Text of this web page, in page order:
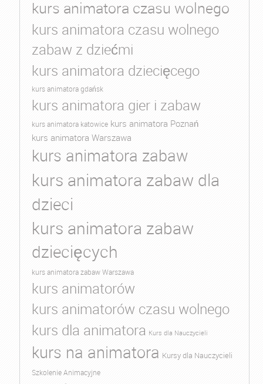
kurs animatora czasu wolnego
kurs animatora czasu wolnego
zabaw z dziećmi
kurs animatora dziecięcego
kurs animatora gdańsk
kurs animatora gier i zabaw
kurs animatora katowice kurs animatora Poznań
kurs animatora Warszawa
kurs animatora zabaw
kurs animatora zabaw dla
dzieci
kurs animatora zabaw
dziecięcych
kurs animatora zabaw Warszawa
kurs animatorów
kurs animatorów czasu wolnego
kurs dla animatora Kurs dla Nauczycieli
kurs na animatora Kursy dla Nauczycieli
Szkolenie Animacyjne